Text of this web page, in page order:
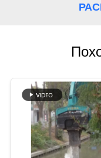
ЦИТАТУ
SITEMAP
PRIVACY
POLICY